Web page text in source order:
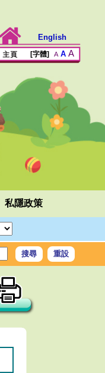
English
[字體] A A A
私隱政策